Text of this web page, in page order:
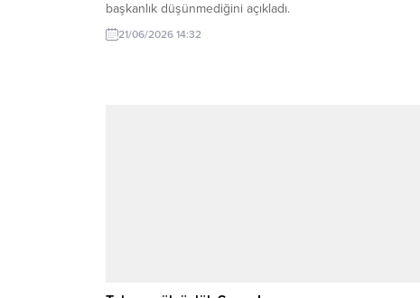
başkanlık düşünmediğini açıkladı.
21/06/2026 14:32